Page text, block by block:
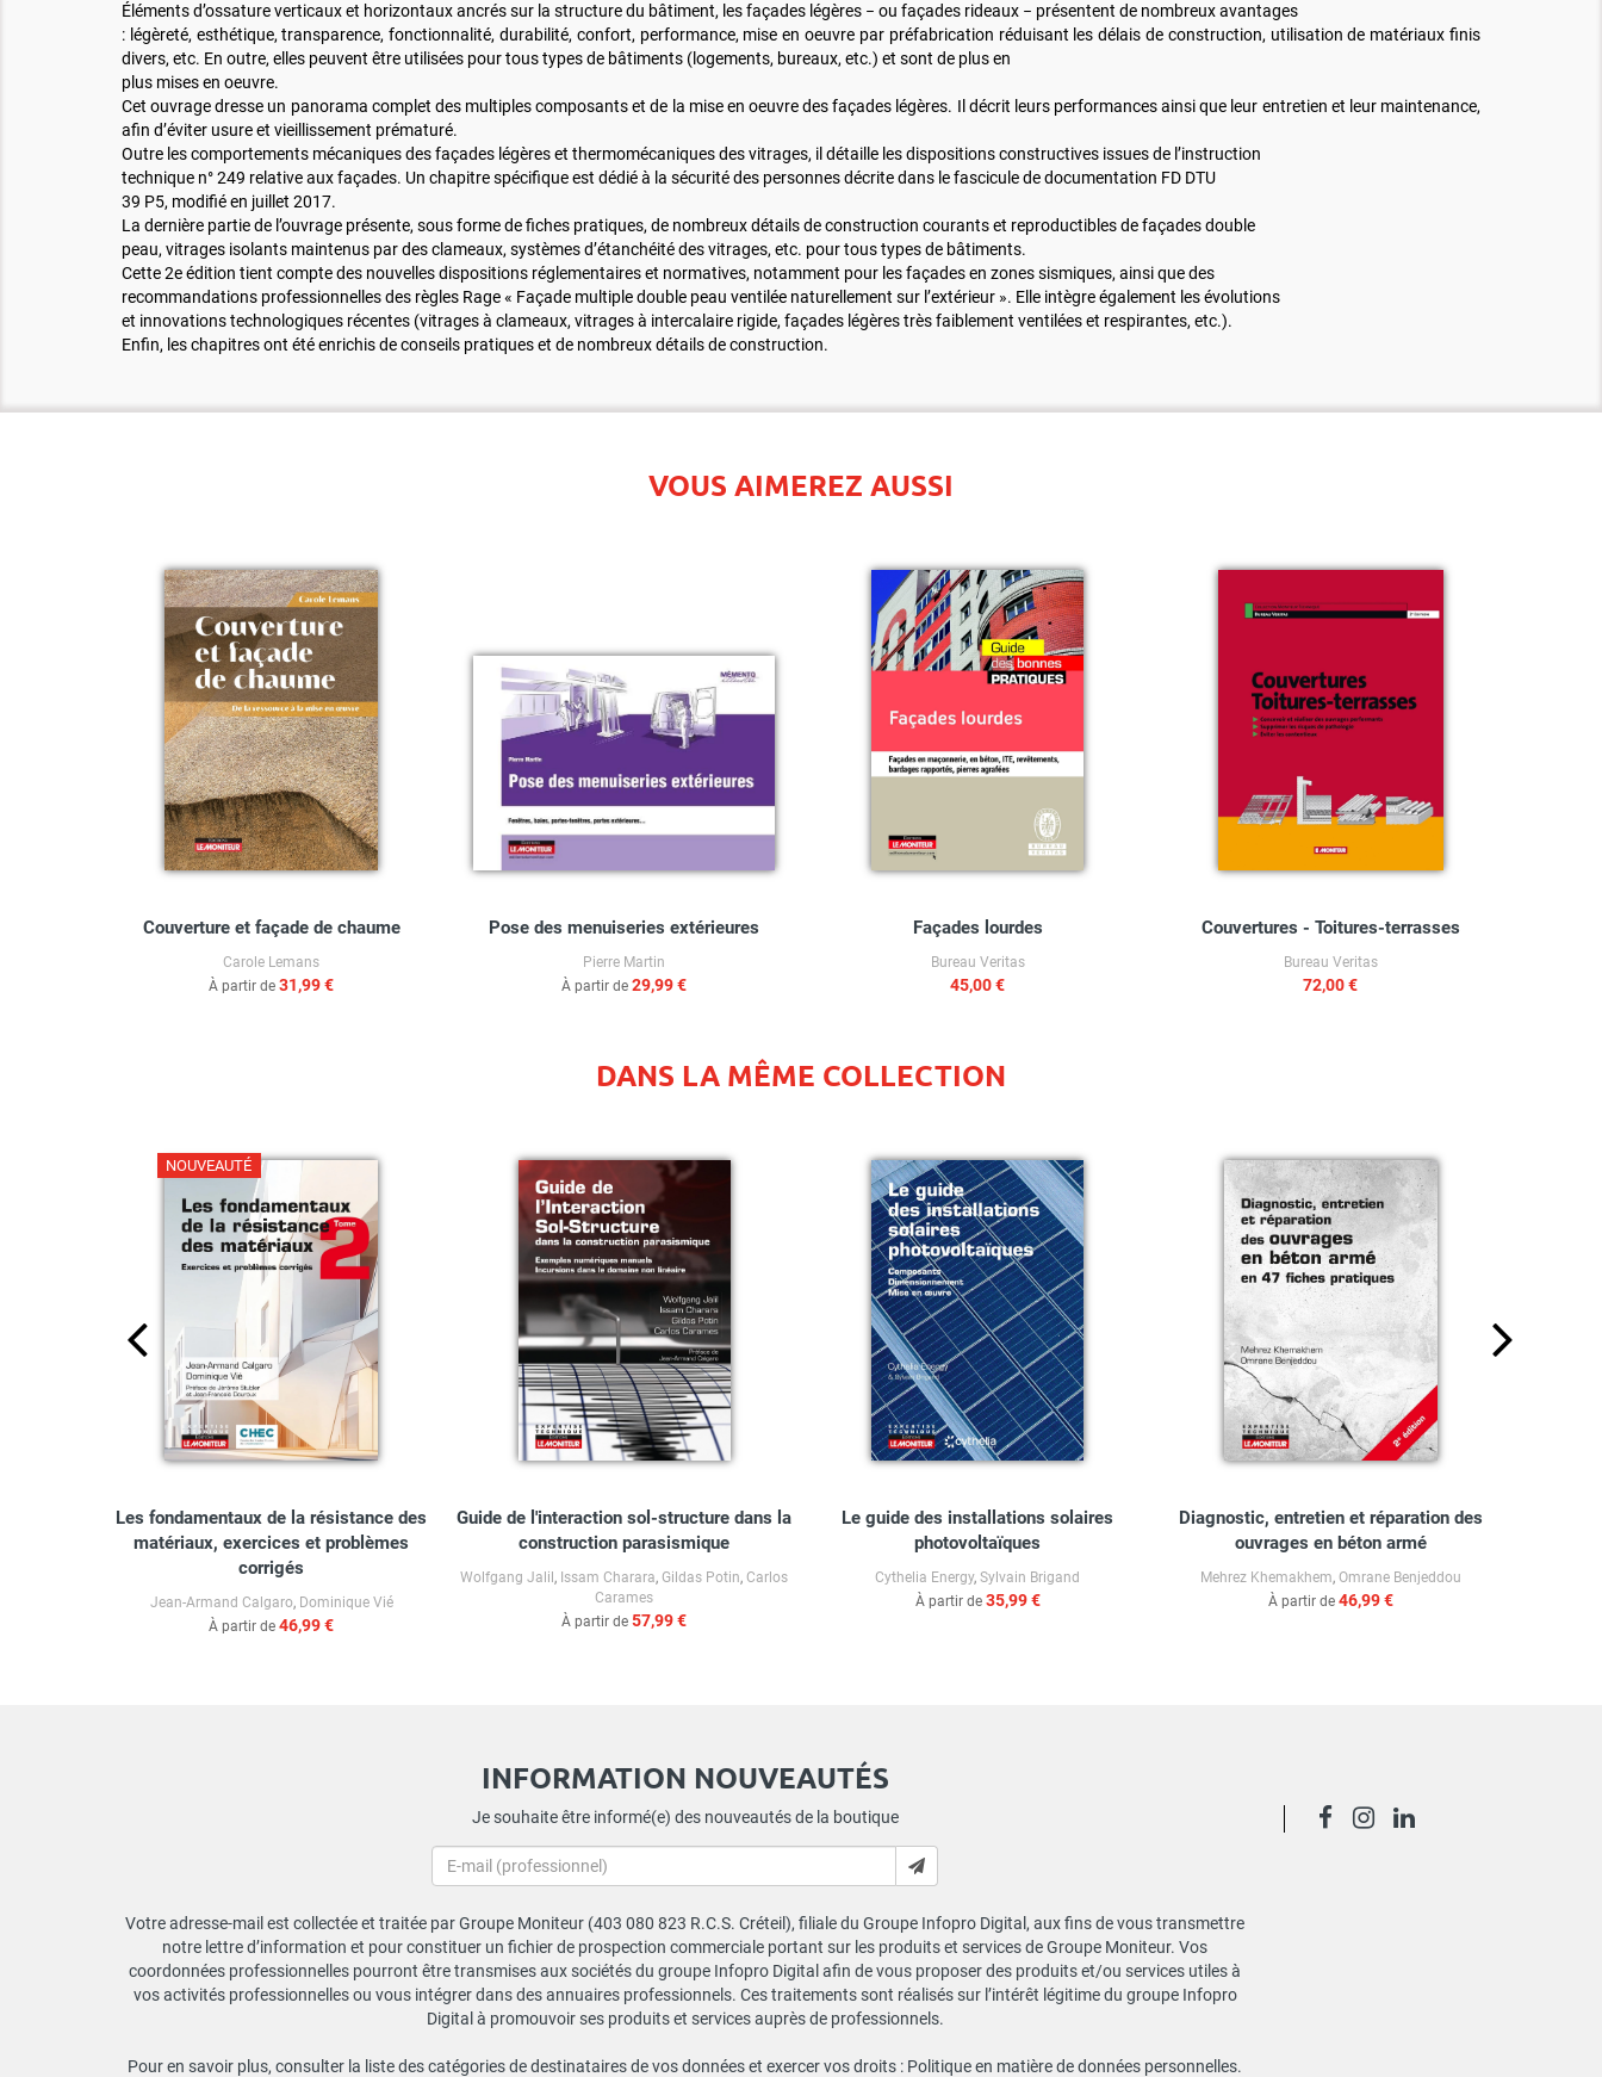
Éléments d’ossature verticaux et horizontaux ancrés sur la structure du bâtiment, les façades légères − ou façades rideaux − présentent de nombreux avantages
: légèreté, esthétique, transparence, fonctionnalité, durabilité, confort, performance, mise en oeuvre par préfabrication réduisant les délais de construction, utilisation de matériaux finis
divers, etc. En outre, elles peuvent être utilisées pour tous types de bâtiments (logements, bureaux, etc.) et sont de plus en
plus mises en oeuvre.
Cet ouvrage dresse un panorama complet des multiples composants et de la mise en oeuvre des façades légères. Il décrit leurs performances ainsi que leur entretien et leur maintenance,
afin d’éviter usure et vieillissement prématuré.
Outre les comportements mécaniques des façades légères et thermomécaniques des vitrages, il détaille les dispositions constructives issues de l’instruction
technique n° 249 relative aux façades. Un chapitre spécifique est dédié à la sécurité des personnes décrite dans le fascicule de documentation FD DTU
39 P5, modifié en juillet 2017.
La dernière partie de l’ouvrage présente, sous forme de fiches pratiques, de nombreux détails de construction courants et reproductibles de façades double
peau, vitrages isolants maintenus par des clameaux, systèmes d’étanchéité des vitrages, etc. pour tous types de bâtiments.
Cette 2e édition tient compte des nouvelles dispositions réglementaires et normatives, notamment pour les façades en zones sismiques, ainsi que des
recommandations professionnelles des règles Rage « Façade multiple double peau ventilée naturellement sur l’extérieur ». Elle intègre également les évolutions
et innovations technologiques récentes (vitrages à clameaux, vitrages à intercalaire rigide, façades légères très faiblement ventilées et respirantes, etc.).
Enfin, les chapitres ont été enrichis de conseils pratiques et de nombreux détails de construction.
VOUS AIMEREZ AUSSI
Couverture et façade de chaume
Carole Lemans
À partir de31,99 €
Pose des menuiseries extérieures
Pierre Martin
À partir de29,99 €
Façades lourdes
Bureau Veritas
45,00 €
Couvertures - Toitures-terrasses
Bureau Veritas
72,00 €
DANS LA MÊME COLLECTION
NOUVEAUTÉ
Les fondamentaux de la résistance des
matériaux, exercices et problèmes
corrigés
Jean-Armand Calgaro, Dominique Vié
À partir de46,99 €
Guide de l'interaction sol-structure dans la
construction parasismique
Wolfgang Jalil, Issam Charara,Gildas Potin,Carlos
Carames
À partir de57,99 €
Le guide des installations solaires
photovoltaïques
Cythelia Energy,Sylvain Brigand
À partir de 35,99 €
Diagnostic, entretien et réparation des
ouvrages en béton armé
Mehrez Khemakhem, Omrane Benjeddou
À partir de 46,99 €
INFORMATION NOUVEAUTÉS
Je souhaite être informé(e) des nouveautés de la boutique
Votre adresse-mail est collectée et traitée par Groupe Moniteur (403 080 823 R.C.S. Créteil), filiale du Groupe Infopro Digital, aux fins de vous transmettre
notre lettre d’information et pour constituer un fichier de prospection commerciale portant sur les produits et services de Groupe Moniteur. Vos
coordonnées professionnelles pourront être transmises aux sociétés du groupe Infopro Digital afin de vous proposer des produits et/ou services utiles à
vos activités professionnelles ou vous intégrer dans des annuaires professionnels. Ces traitements sont réalisés sur l’intérêt légitime du groupe Infopro
Digital à promouvoir ses produits et services auprès de professionnels.
Pour en savoir plus, consulter la liste des catégories de destinataires de vos données et exercer vos droits : Politique en matière de données personnelles.